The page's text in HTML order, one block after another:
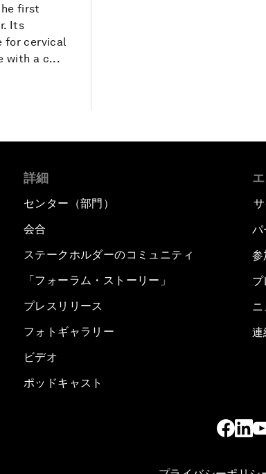
first
Its
for cervical
with a c...
詳細
センター（部門）
会合
ステークホルダーのコミュニティ
「フォーラム・ストーリー」
プレスリリース
フォトギャラリー
ビデオ
ポッドキャスト
パ
参
連